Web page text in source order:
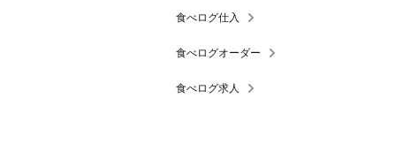
食べログ仕入
食べログオーダー
食べログ求人